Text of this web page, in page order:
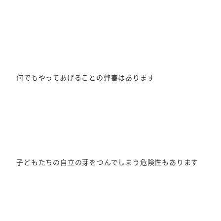
何でもやってあげることの弊害はあります
子どもたちの自立の芽をつんでしまう危険性もあります